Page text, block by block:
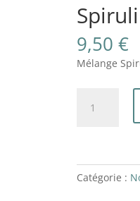
9,50€
Mélange
Catégorie :